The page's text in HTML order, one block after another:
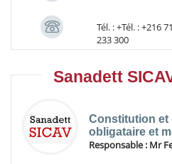
Tél. : +Tél. : +216
233 300
Sanadett
Constitution et
obligataire et
Responsable : Mr